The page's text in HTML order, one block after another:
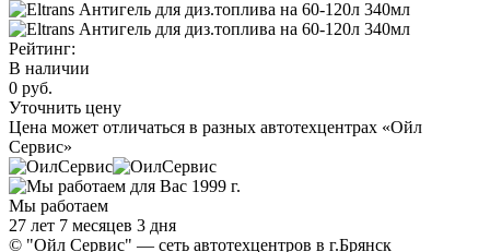
Рейтинг:
В наличии
0 руб.
Уточнить цену
Цена может отличаться в разных автотехцентрах «Ойл
Сервис»
Мы работаем
27 лет 7 месяцев 3 дня
© "Ойл Сервис" — сеть автотехцентров в г.Брянск